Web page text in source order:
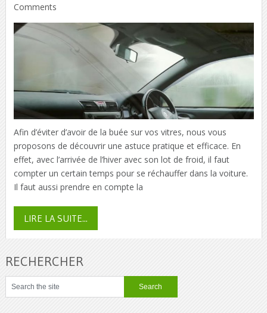
Comments
Afin d’éviter d’avoir de la buée sur vos vitres, nous vous
proposons de découvrir une astuce pratique et efficace. En
effet, avec l’arrivée de l’hiver avec son lot de froid, il faut
compter un certain temps pour se réchauffer dans la voiture.
Il faut aussi prendre en compte la
LIRE LA SUITE...
RECHERCHER